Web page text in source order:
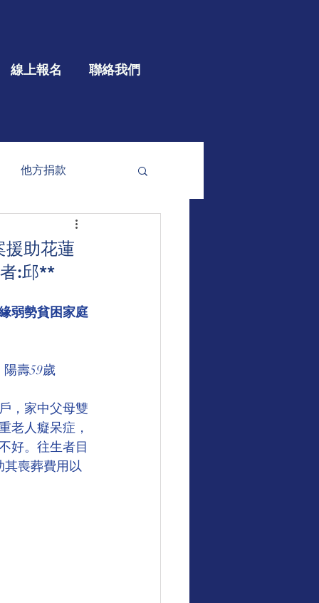
線上報名 聯絡我們
他方捐款
大型公益
助花蓮
:邱**
弱勢貧困家庭
陽壽59歲
，家中父母雙
老人癡呆症，
好。往生者目
其喪葬費用以